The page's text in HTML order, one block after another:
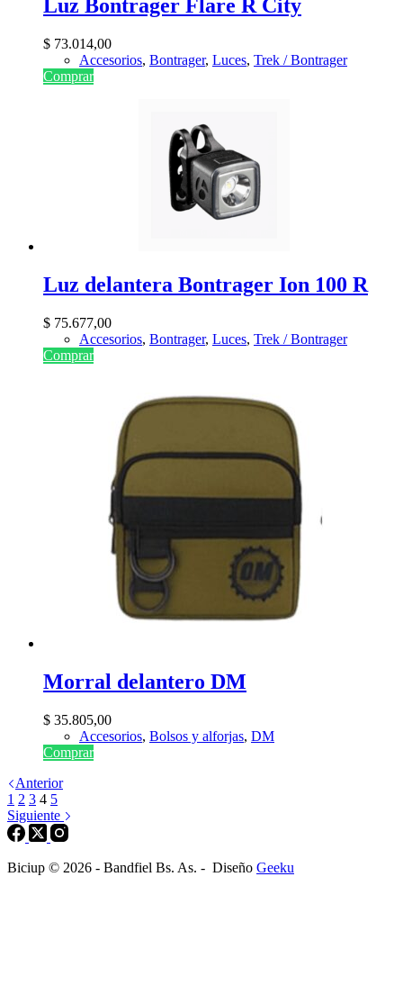
Luz Bontrager Flare R City
$ 73.014,00
Accesorios, Bontrager, Luces, Trek / Bontrager
Comprar
Luz delantera Bontrager Ion 100 R
$ 75.677,00
Accesorios, Bontrager, Luces, Trek / Bontrager
Comprar
Morral delantero DM
$ 35.805,00
Accesorios, Bolsos y alforjas, DM
Comprar
Anterior
1 2 3 4 5
Siguiente
Biciup © 2026 - Bandfiel Bs. As. - Diseño Geeku